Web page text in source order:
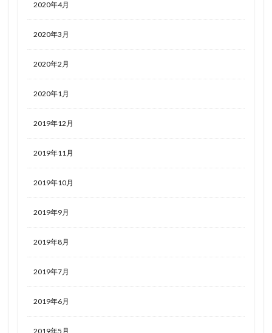
2020年4月
2020年3月
2020年2月
2020年1月
2019年12月
2019年11月
2019年10月
2019年9月
2019年8月
2019年7月
2019年6月
2019年5月